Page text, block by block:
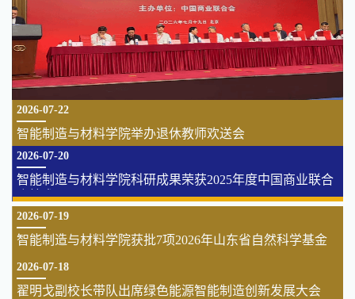
2026-07-22
智能制造与材料学院举办退休教师欢送会
2026-07-20
智能制造与材料学院科研成果荣获2025年度中国商业联合
会技术...
2026-07-19
智能制造与材料学院获批7项2026年山东省自然科学基金
项目
2026-07-18
翟明戈副校长带队出席绿色能源智能制造创新发展大会